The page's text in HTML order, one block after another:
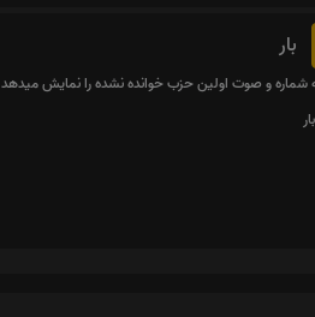
بار
شماره و صوت اولین حزب خوانده نشده را نمایش میدهد
بار